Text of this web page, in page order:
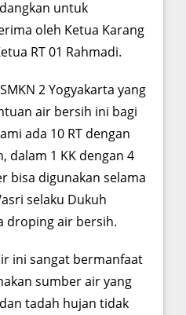
untuk
oleh Ketua Karang
RT 01 Rahmadi.
2 Yogyakarta yang
air bersih ini bagi
ada 10 RT dengan
dalam 1 KK dengan 4
bisa digunakan selama
selaku Dukuh
droping air bersih.
ini sangat bermanfaat
sumber air yang
tadah hujan tidak